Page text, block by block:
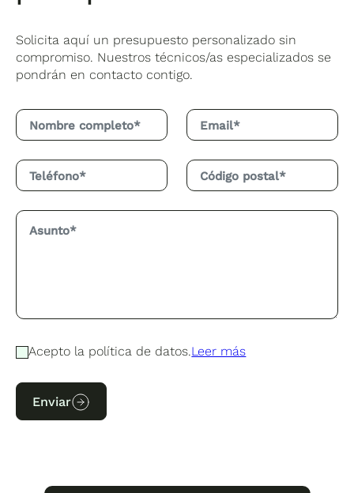
Solicita aquí un presupuesto personalizado sin
compromiso. Nuestros técnicos/as especializados se
pondrán en contacto contigo.
Acepto la política de datos.Leer más
Enviar